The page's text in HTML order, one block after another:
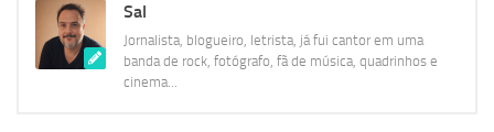
Sal
Jornalista, blogueiro, letrista, já fui cantor em uma
banda de rock, fotógrafo, fã de música, quadrinhos e
cinema...